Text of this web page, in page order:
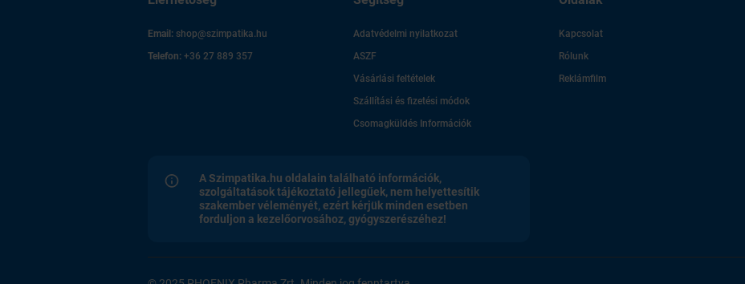
Email: shop@szimpatika.hu
Telefon: +36 27 889 357
Adatvédelmi nyilatkozat
ASZF
Vásárlási feltételek
Szállítási és fizetési módok
Csomagküldés Információk
Kapcsolat
Rólunk
Reklámfilm
A Szimpatika.hu oldalain található információk,
szolgáltatások tájékoztató jellegűek, nem helyettesítik
szakember véleményét, ezért kérjük minden esetben
forduljon a kezelőorvosához, gyógyszerészéhez!